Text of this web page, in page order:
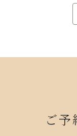
ご